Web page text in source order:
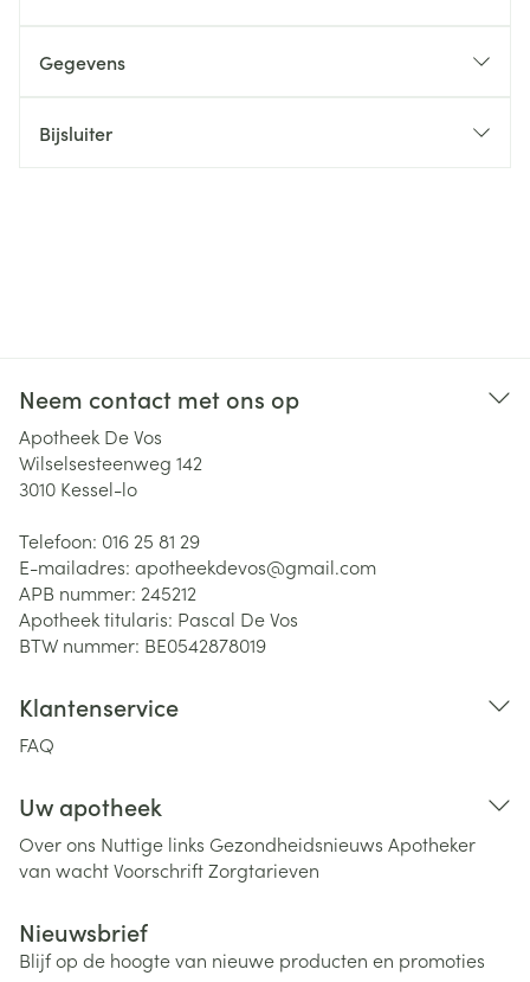
Gegevens
Bijsluiter
Neem contact met ons op
Apotheek De Vos
Wilselsesteenweg 142
3010 Kessel-lo
Telefoon: 016 25 81 29
E-mailadres: apotheekdevos@gmail.com
APB nummer: 245212
Apotheek titularis: Pascal De Vos
BTW nummer: BE0542878019
Klantenservice
FAQ
Uw apotheek
Over ons Nuttige links Gezondheidsnieuws Apotheker
van wachtVoorschriftZorgtarieven
Nieuwsbrief
Blijf op de hoogte van nieuwe producten en promoties